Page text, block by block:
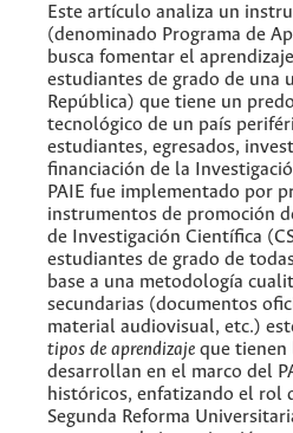
Este artículo analiza un
(denominado Programa de
busca fomentar el
estudiantes de grado de una
República) que tiene un
tecnológico de un país
estudiantes, egresados,
financiación de la
PAIE fue implementado por
instrumentos de promoción
de Investigación Científica
estudiantes de grado de
base a una metodología
secundarias (documentos
material audiovisual, etc.)
tipos de aprendizaje que tienen
desarrollan en el marco del
históricos, enfatizando el rol
Segunda Reforma